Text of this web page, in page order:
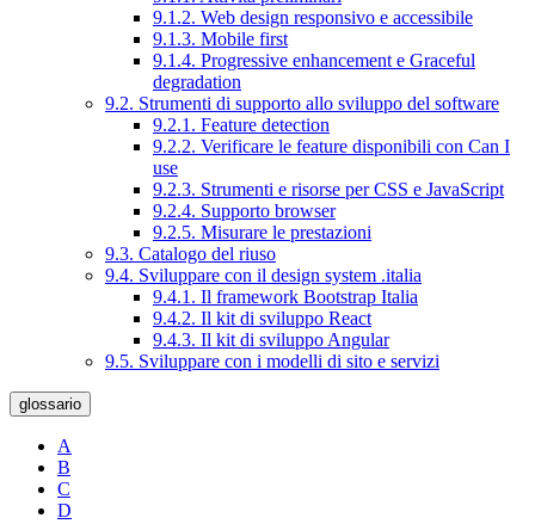
9.1.2. Web design responsivo e accessibile
9.1.3. Mobile first
9.1.4. Progressive enhancement e Graceful
degradation
9.2. Strumenti di supporto allo sviluppo del software
9.2.1. Feature detection
9.2.2. Verificare le feature disponibili con Can I
use
9.2.3. Strumenti e risorse per CSS e JavaScript
9.2.4. Supporto browser
9.2.5. Misurare le prestazioni
9.3. Catalogo del riuso
9.4. Sviluppare con il design system .italia
9.4.1. Il framework Bootstrap Italia
9.4.2. Il kit di sviluppo React
9.4.3. Il kit di sviluppo Angular
9.5. Sviluppare con i modelli di sito e servizi
glossario
A
B
C
D